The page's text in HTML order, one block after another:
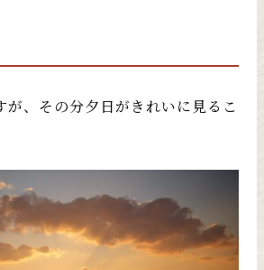
が、その分夕日がきれいに見るこ